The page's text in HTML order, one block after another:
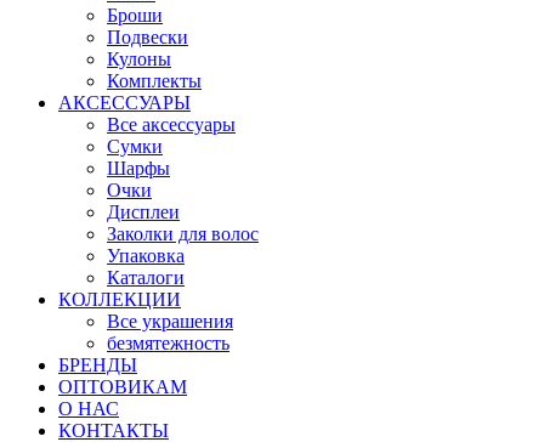
Броши
Подвески
Кулоны
Комплекты
АКСЕССУАРЫ
Все аксессуары
Сумки
Шарфы
Очки
Дисплеи
Заколки для волос
Упаковка
Каталоги
КОЛЛЕКЦИИ
Все украшения
безмятежность
БРЕНДЫ
ОПТОВИКАМ
О НАС
КОНТАКТЫ